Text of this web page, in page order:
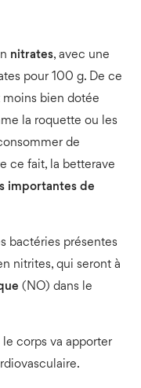
nitrates, avec une
pour 100 g. De ce
bien dotée
la roquette ou les
de
ce fait, la betterave
importantes de
bactéries présentes
nitrites, qui seront à
(NO) dans le
le corps va apporter